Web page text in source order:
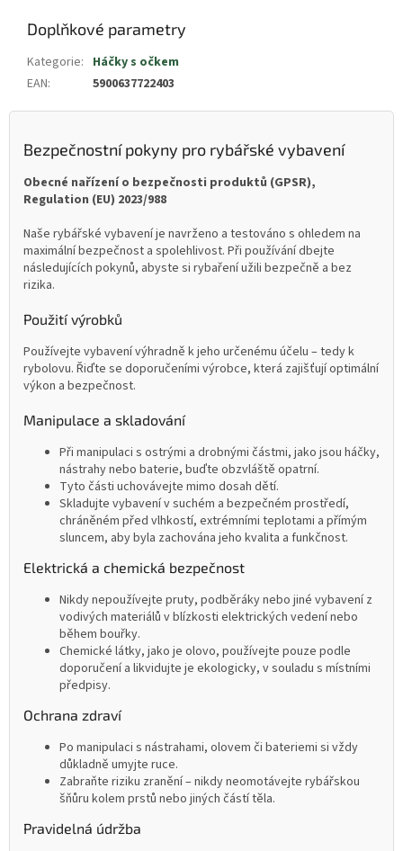
Doplňkové parametry
Kategorie: Háčky s očkem
EAN: 5900637722403
Bezpečnostní pokyny pro rybářské vybavení
Obecné nařízení o bezpečnosti produktů (GPSR),
Regulation (EU) 2023/988
Naše rybářské vybavení je navrženo a testováno s ohledem na
maximální bezpečnost a spolehlivost. Při používání dbejte
následujících pokynů, abyste si rybaření užili bezpečně a bez
rizika.
Použití výrobků
Používejte vybavení výhradně k jeho určenému účelu – tedy k
rybolovu. Řiďte se doporučeními výrobce, která zajišťují optimální
výkon a bezpečnost.
Manipulace a skladování
Při manipulaci s ostrými a drobnými částmi, jako jsou háčky,
nástrahy nebo baterie, buďte obzvláště opatrní.
Tyto části uchovávejte mimo dosah dětí.
Skladujte vybavení v suchém a bezpečném prostředí,
chráněném před vlhkostí, extrémními teplotami a přímým
sluncem, aby byla zachována jeho kvalita a funkčnost.
Elektrická a chemická bezpečnost
Nikdy nepoužívejte pruty, podběráky nebo jiné vybavení z
vodivých materiálů v blízkosti elektrických vedení nebo
během bouřky.
Chemické látky, jako je olovo, používejte pouze podle
doporučení a likvidujte je ekologicky, v souladu s místními
předpisy.
Ochrana zdraví
Po manipulaci s nástrahami, olovem či bateriemi si vždy
důkladně umyjte ruce.
Zabraňte riziku zranění – nikdy neomotávejte rybářskou
šňůru kolem prstů nebo jiných částí těla.
Pravidelná údržba